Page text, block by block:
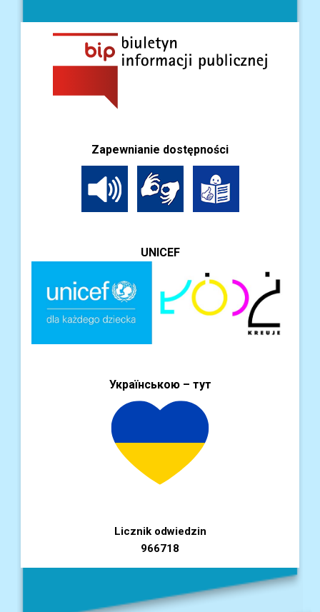
Zapewnianie dostępności
UNICEF
Українською – тут
Licznik odwiedzin
966718